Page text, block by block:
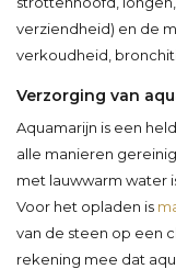
verziendheid) en de
verkoudheid,
Verzorging van
Aquamarijn is een
alle manieren
met lauwwarm water
Voor het opladen is
van de steen op een
rekening mee dat